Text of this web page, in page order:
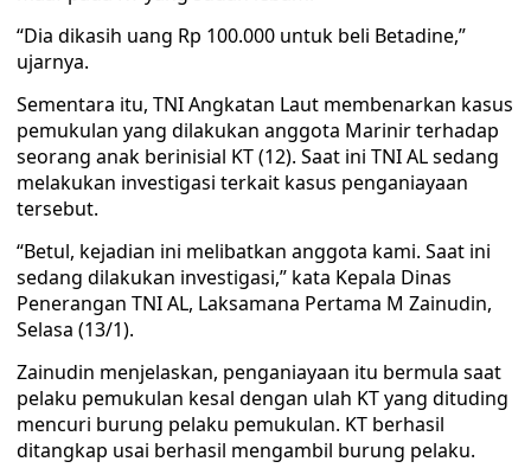
“Dia dikasih uang Rp 100.000 untuk beli Betadine,”
ujarnya.
Sementara itu, TNI Angkatan Laut membenarkan kasus
pemukulan yang dilakukan anggota Marinir terhadap
seorang anak berinisial KT (12). Saat ini TNI AL sedang
melakukan investigasi terkait kasus penganiayaan
tersebut.
“Betul, kejadian ini melibatkan anggota kami. Saat ini
sedang dilakukan investigasi,” kata Kepala Dinas
Penerangan TNI AL, Laksamana Pertama M Zainudin,
Selasa (13/1).
Zainudin menjelaskan, penganiayaan itu bermula saat
pelaku pemukulan kesal dengan ulah KT yang dituding
mencuri burung pelaku pemukulan. KT berhasil
ditangkap usai berhasil mengambil burung pelaku.